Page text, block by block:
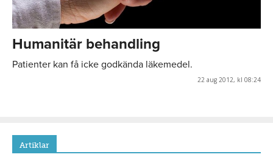
Humanitär behandling
Patienter kan få icke godkända läkemedel.
22 aug 2012, kl 08:24
Artiklar